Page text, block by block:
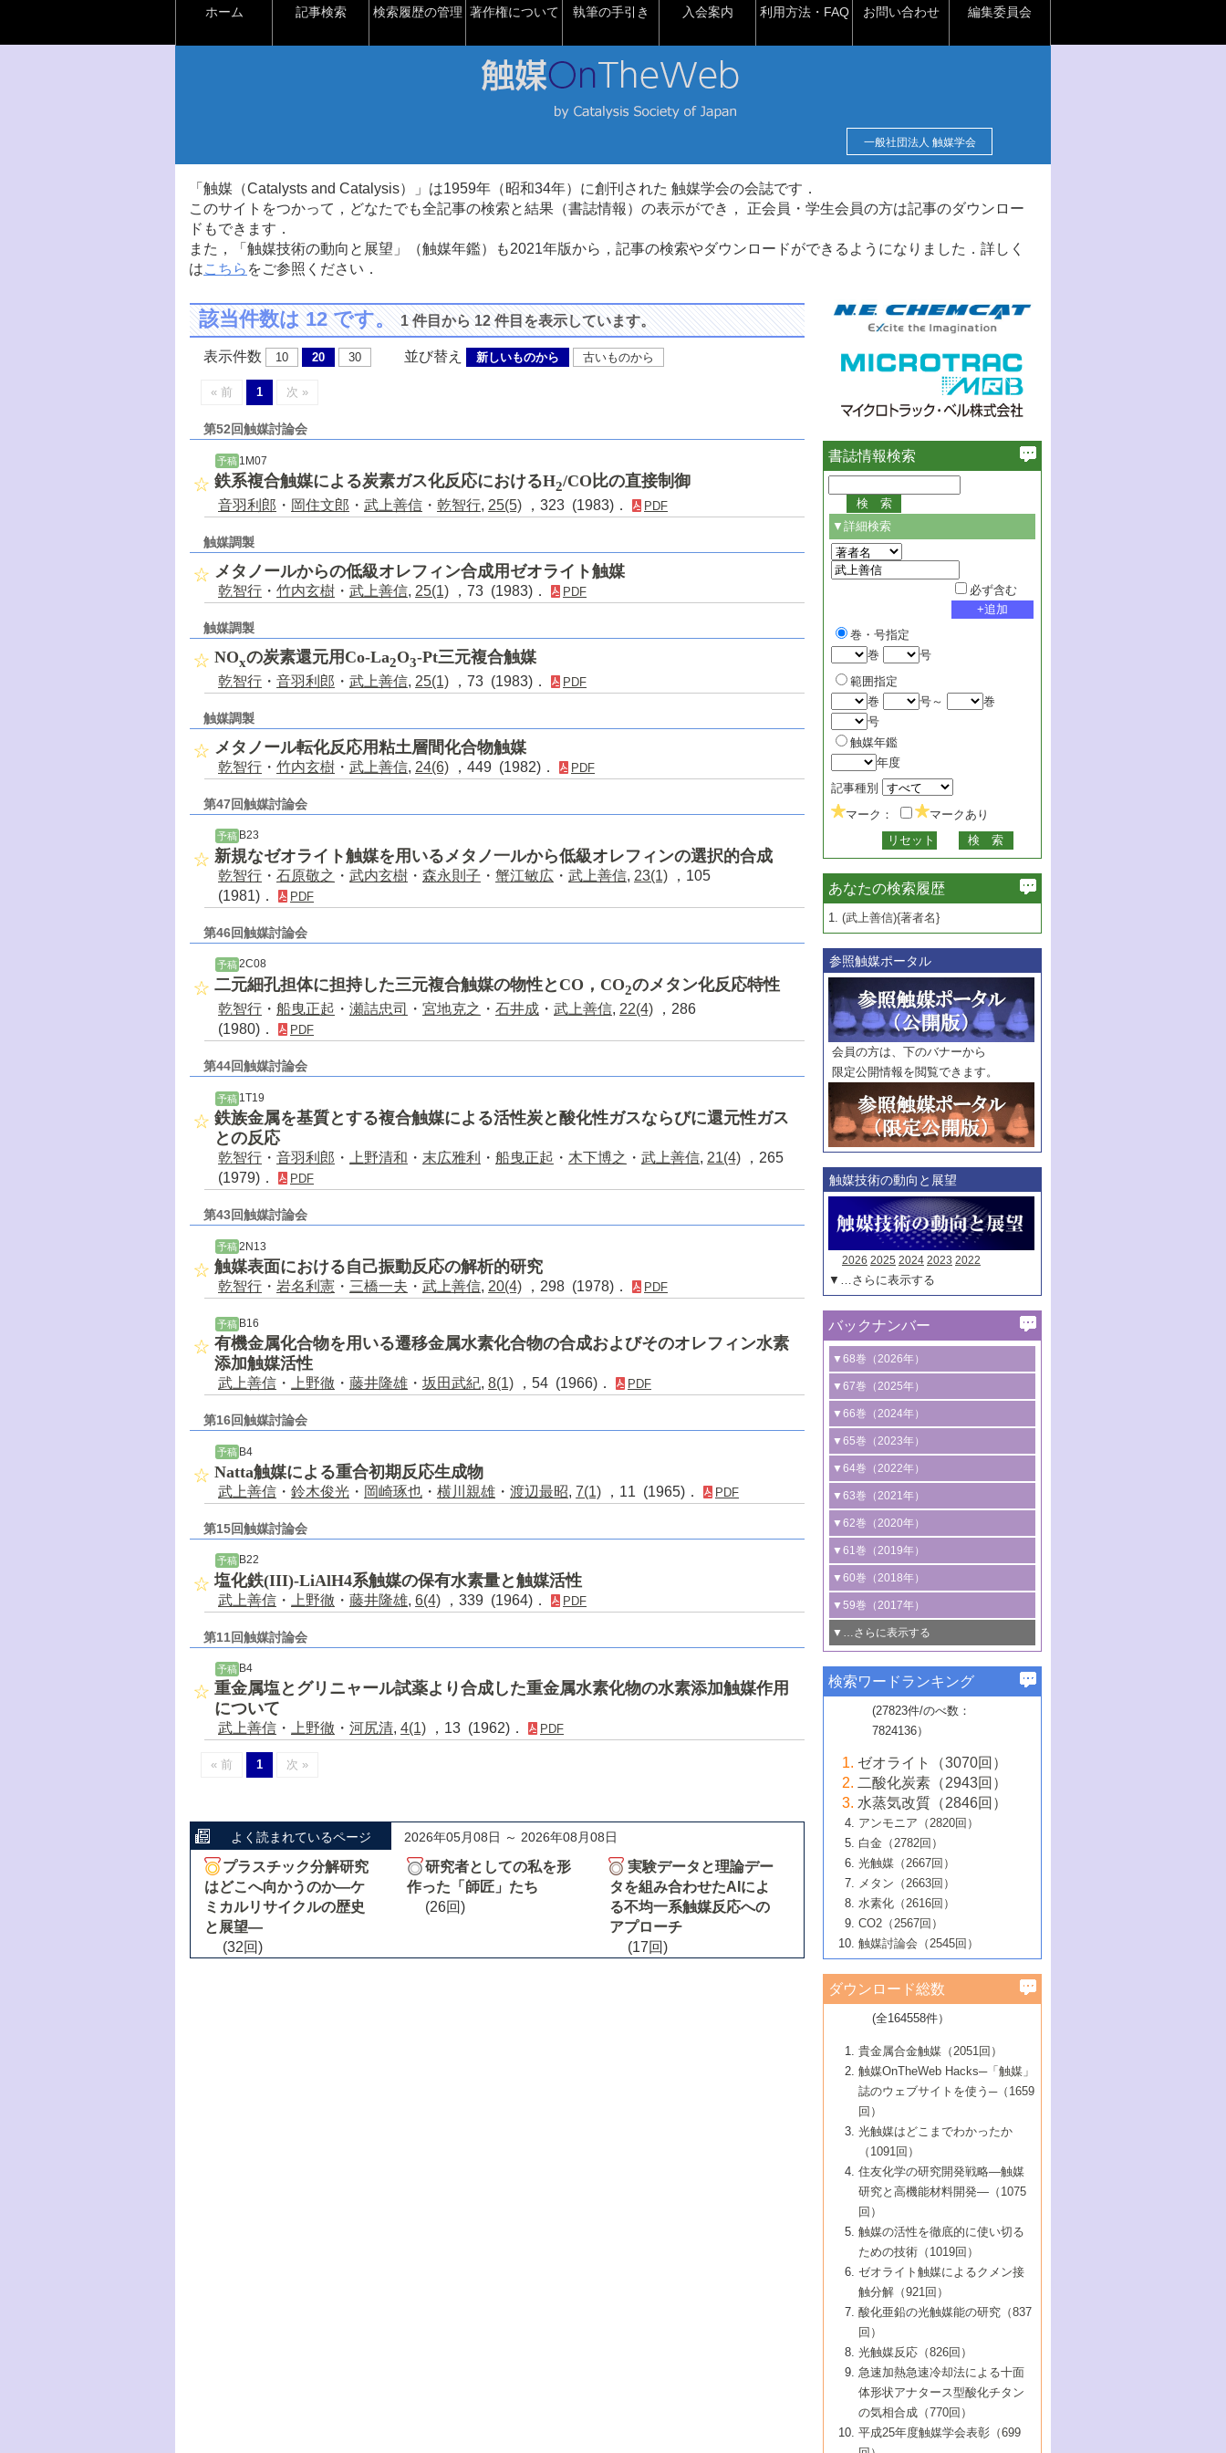
ホーム 記事検索 検索履歴の管理 著作権について 執筆の手引き 入会案内 利用方法・FAQ お問い合わせ 編集委員会
一般社団法人 触媒学会
「触媒（Catalysts and Catalysis）」は1959年（昭和34年）に創刊された 触媒学会の会誌です．
このサイトをつかって，どなたでも全記事の検索と結果（書誌情報）の表示ができ， 正会員・学生会員の方は記事のダウンロー
ドもできます．
また，「触媒技術の動向と展望」（触媒年鑑）も2021年版から，記事の検索やダウンロードができるようになりました．詳しく
はこちら をご参照ください．
該当件数は 12 です。1 件目から 12 件目を表示しています。
表示件数 10 20 30 並び替え 新しいものから 古いものから
« 前 1 次 »
第52回触媒討論会
予稿 1M07
鉄系複合触媒による炭素ガス化反応におけるH2/CO比の直接制御
音羽利郎 ・ 岡住文郎 ・ 武上善信 ・ 乾智行, 25(5) ，323 (1983)． PDF
触媒調製
メタノールからの低級オレフィン合成用ゼオライト触媒
乾智行 ・ 竹内玄樹 ・ 武上善信, 25(1) ，73 (1983)． PDF
触媒調製
NOxの炭素還元用Co-La2O3-Pt三元複合触媒
乾智行 ・ 音羽利郎 ・ 武上善信, 25(1) ，73 (1983)． PDF
触媒調製
メタノール転化反応用粘土層間化合物触媒
乾智行 ・ 竹内玄樹 ・ 武上善信, 24(6) ，449 (1982)． PDF
第47回触媒討論会
予稿 B23
新規なゼオライト触媒を用いるメタノ一ルから低級オレフィンの選択的合成
乾智行 ・ 石原敬之 ・ 武内玄樹 ・ 森永則子 ・ 蟹江敏広 ・ 武上善信, 23(1) ，105
(1981)．
PDF
第46回触媒討論会
予稿 2C08
二元細孔担体に担持した三元複合触媒の物性とCO，CO2のメタン化反応特性
乾智行 ・ 船曳正起 ・ 瀬詰忠司 ・ 宮地克之 ・ 石井成 ・ 武上善信, 22(4) ，286
(1980)．
PDF
第44回触媒討論会
予稿1T19
鉄族金属を基質とする複合触媒による活性炭と酸化性ガスならびに還元性ガス
との反応
乾智行 ・ 音羽利郎 ・ 上野清和 ・ 末広雅利 ・ 船曳正起 ・ 木下博之 ・ 武上善信, 21(4) ，265
(1979)．
PDF
第43回触媒討論会
予稿 2N13
触媒表面における自己振動反応の解析的研究
乾智行 ・ 岩名利憲 ・ 三橋一夫 ・ 武上善信, 20(4) ，298 (1978)． PDF
予稿B16
有機金属化合物を用いる遷移金属水素化合物の合成およびそのオレフィン水素
添加触媒活性
武上善信 ・ 上野徹 ・ 藤井隆雄 ・ 坂田武紀, 8(1) ，54 (1966)． PDF
第16回触媒討論会
予稿 B4
Natta触媒による重合初期反応生成物
武上善信 ・ 鈴木俊光 ・ 岡崎琢也 ・ 横川親雄 ・ 渡辺最昭, 7(1) ，11 (1965)． PDF
第15回触媒討論会
予稿 B22
塩化鉄(III)-LiAlH4系触媒の保有水素量と触媒活性
武上善信 ・ 上野徹 ・ 藤井隆雄, 6(4) ，339 (1964)． PDF
第11回触媒討論会
予稿 B4
重金属塩とグリニャール試薬より合成した重金属水素化物の水素添加触媒作用
について
武上善信 ・ 上野徹 ・ 河尻清, 4(1) ，13 (1962)． PDF
« 前 1 次 »
よく読まれているページ 2026年05月08日 ～ 2026年08月08日
プラスチック分解研究
はどこへ向かうのか―ケ
ミカルリサイクルの歴史
と展望―
(32回)
研究者としての私を形
作った「師匠」たち
(26回)
実験データと理論デー
タを組み合わせたAIによ
る不均一系触媒反応への
アプローチ
(17回)
書誌情報検索
▼詳細検索
必ず含む
巻・号指定
巻
号
範囲指定
巻
号～
巻
号
触媒年鑑
年度
記事種別
マーク：
マークあり
あなたの検索履歴
1. (武上善信){著者名}
参照触媒ポータル
会員の方は、下のバナーから
限定公開情報を閲覧できます。
触媒技術の動向と展望
2026 2025 2024 2023 2022
▼…さらに表示する
バックナンバー
▼68巻（2026年）
1号 過酸化水素合成に関する研究動向
2号 コンピューター技術により加速する
触媒開発
3号 有機分子変換やCO 資源化のための
光触媒に関する最近の研究
B号 第137回触媒討論会（2026年）
▼67巻（2025年）
1号 CO
水素化によるグリーン燃料/グリ
ーンケミカル製造
2号 水素製造のための水分解技術に関す
る最近の研究
3号 オレフィン系樹脂の精密合成に関す
る最新技術
4号 アルコール類の効率的変換を実現す
る非貴金属触媒の研究動向
5号 ゼオライトの合成と応用における研
究動向
6号 ヘテロ接合界面
B号 第135回触媒討論会（2025年）
▼66巻（2024年）
1号 低次元ナノ構造を有する触媒材料
2号 規制反応場を活用した固体触媒研究
の新展開
3号 未踏分子変換を目指した酸化触媒プ
ロセスの最前線
4号 シンクロトロン放射光および中性子
線を利用した触媒解析技術の最先端
5号 単原子触媒
6号 参照触媒委員会からのお知らせ
B号 第133回触媒討論会（2023年）
▼65巻（2023年）
1号 炭素が関わる触媒機能
2号 プラスチックケミカルリサイクルの
ための触媒技術
3号 非酸化物系金属化合物を基盤とした
触媒材料の開発
4号 格子酸素・格子酸素欠陥を利用した
触媒反応
5号 生体触媒によるエネルギー変換反応
6号 窒素とリンの循環のための触媒・機
能性材料
▼64巻（2022年）
1号 合成ガス製造とCOを用いるケミカル
ズ合成の最新動向
2号 化学品合成のための合金触媒開発
3号 CO の排出削減および有効活用のた
めの触媒技術
4号 若手による情報発信企画～とびたて
若き触媒の研究者たち～（1）
若き触媒の研究者たち～（2）
6号 石油のノーブル・ユースを志向した
触媒技術
大学：オンライン・対面開催）
▼63巻（2021年）
1号 金触媒の新展開
2号 ペロブスカイト
3号 特殊反応場を利用した触媒的分子変
換反応
4号 多孔質材料を用いた触媒の新展開
5号 情報学的手法を用いた触媒開発
6号 カーボンニュートラルに向けた電解
技術
B号 第127回触媒討論会（2021年・オン
ライン開催(Zoom)のみ）
▼62巻（2020年）
1号 触媒設計を拓く欠陥構造のキャラク
タリゼーション
2号 機能化学品製造に資するクリーンな
触媒的酸化反応
3号 水処理のための触媒化学
4号 光触媒を用いた水分解の最新の研究
動向
5号 次世代の触媒プロセスを支えるマイ
6号 メタン転換技術の最新動向
B号 第125回触媒討論会（2020年・工学
院大学）
▼61巻（2019年）
1号 物質移動制御に着目した触媒プロセ
ス開発
2号 CO2 フリー水素サプライチェーンに
関わる触媒開発動向
3号 精密高分子合成に関する最近の研究
動向
4号 バイオマス化成品製造のための触媒
5号 固体触媒による含窒素有機化合物変
換の最前線
6号 貴金属使用量低減に向けた自動車排
ガス浄化触媒の開発
B号 第123回触媒討論会（2019年・大阪
▼60巻（2018年）
1号 固体酸触媒の最新の研究動向
2号 二酸化炭素からの有用化学品合成
3号 ナノ粒子・クラスター触媒の最前線
4号 60周年記念企画
5号 進化するゼオライト合成技術
6号 非貴金属系触媒における電気化学的
B号 第121回触媒討論会（2018年・東京
大学）
▼59巻（2017年）
1号 いたるところに，触媒
最先端技術
3号 無機分離膜材料の開発と触媒反応プ
ロセスへの適用
5号 水素のふるまいを解き明かす最先端
研究
6号 低級アルカンの有効利用のための触
媒技術
B号 第119回触媒討論会（2017年・首都
大学東京）
▼…さらに表示する
1号 ユニークな構造の高分子を生み出す触
2号 リグニンからの化成品製造に向けた触
媒技術
3号 触媒研究の最先端～とびたて若き研究
者たち～（1）
4号 触媒研究の最先端～とびたて若き研究
者たち～（2）
5号 触媒研究の最先端～とびたて若き研究
者たち～（3）
6号 イオニクス材料と燃料電池・電解合成
の最新の研究動向
B号 第117回触媒討論会（2016年・大阪府
立大学）
▼57巻（2015年）
1号 水素キャリアにかかわる触媒技術の新
2号 石油精製用触媒の最近の進展
3号 固体酸化物形燃料電池（SOFC）におけ
るアノード触媒上での燃料直接改質技術
4号 コアシェル構造の制御による触媒機能
5号 工業触媒およびその周辺技術の最近の
進歩
6号 ナノシート
B号 第115回触媒討論会（2015年・成蹊大
▼56巻（2014年）
2号 光触媒反応機構に関する最新の研究動
向
開発動向
4号 人工光合成に向けた近年のアプローチ
5号 未利用熱エネルギーの有効活用に貢献
する触媒技術
6号 ポリオキソメタレート
B号 第113回触媒討論会（2014年・ロワジ
ールホテル豊橋）
1号 高耐久性燃料電池システム用触媒にお
ける新展開
2号 リビングラジカル重合の最近の動向
3号 天然ガスの化学工業的展開に関する触
媒技術
4号 貴金属触媒の精密構造制御とその活用
5号 バイオマス化成品製造のための固体触
6号 ナノ空間─吸着状態解析から新機能開拓
B号 第111回触媒討論会（2013年・関西大
▼54巻（2012年）
1号 規則性多孔体の利用技術における最近
の進歩
2号 第109回触媒討論会
3号 貴金属低減技術の最新動向
4号 貴金属代替技術の最新動向
5号 光触媒による物質変換反応の新展開
6号 グラフェン
7号 水素を利用する化成品合成の新潮流
▼53巻（2011年）
1号 金属学から見る合金触媒の新展開
2号 第107回触媒討論会
3号 触媒のその場観察法の進歩（１）
4号 触媒のその場観察法の進歩（２）
5号 不活性結合の触媒的活性化による有機
合成
6号 新しい固体酸触媒技術
7号 ゼオライト合成における最近の進歩
▼52巻（2010年）
1号 触媒の劣化対策と長寿命触媒開発
2号 第105回触媒討論会
3号 ナノ構造が拓く新機能
4号 活性サイトおよびその環境の精密な設
計による触媒の高機能化
5号 触媒を有効に使うための技術
7号 有機分子触媒による精密有機合成
8号 高機能化ポリオレフィンに向けた重合
触媒の最近の進展
1号 炭素材料－熱い注目を集める材料－
2号 第103回触媒討論会
3号 環境浄化用光触媒の現状と課題
4号 水素社会の実現に向けた水素製造・貯
蔵技術の進歩
5号 CO2が関わる触媒・材料
7号 持続可能社会実現のための触媒および
触媒関連技術
▼50巻（2008年）
1号 触媒化学と学会のこの10年，半世紀，
そして未来
2号 第101回触媒討論会
4号 錯体を利用したユニークな表面構造の
構築と機能
5号 若手会員による触媒研究の未来展望1：
企業編
6号 第102回触媒討論会
7号 触媒・化学反応における計算化学の進
8号 若手研究者による触媒研究の未来展望
2：大学・研究所編
▼49巻（2007年）
1号 含フッ素化合物の合成と触媒
2号 第99回触媒討論会
3号 実用的ファインケミカル合成プロセス
を実現する触媒
5号 こんな物質，あんな物質―新たな触媒
の可能性―
7号 『結晶の化学』を活かした触媒研究
8号 イオン液体の応用
▼48巻（2006年）
1号 固体酸触媒の最近の進歩
2号 第97回触媒討論会
3号 リビング重合触媒の最近の展開
5号 水素製造・貯蔵のための触媒技術の新
しい展開
6号 第98回触媒討論会
7号 基礎化学品製造の触媒技術
8号 多機能型リアクター
1号 最近の触媒担体とその効果
2号 第95回触媒討論会
4号 水分解用光触媒材料
5号 時間分解分光の進歩と応用
6号 第96回触媒討論会
8号 超臨界流体を用いた化学プロセスの新
▼46巻（2004年）
1号 部分酸化反応触媒の最前線
2号 第93回触媒討論会
3号 特殊エネルギー場の触媒反応
4号 生体内における金属の触媒作用
5号 ファインケミカルズの展開に寄与する
6号 第94回触媒討論会
7号 サブナノレベルでみた新しい表面現象
8号 オレフィン重合触媒の新たな展
▼45巻（2003年）
1号 なぜこの触媒が良いのか？
2号 第91回触媒討論会
3号 最近の自動車排ガス処理技術
4号 触媒研究の現状と将来─第90回触媒討論
5号 基礎化学品製造の触媒技術
6号 第92回触媒討論会
7号 基礎化学品製造の触媒技術
8号 資源の循環と触媒技術
▼44巻（2002年）
1号 高次制御された触媒の化学
2号 第89回触媒討論会
3号 触媒を利用した電気化学の新展開
4号 ナノ材料の調製と機能化
5号 こんな触媒が欲しい
6号 第90回触媒討論会
7号 触媒研究と学術雑誌/情報
8号 若い世代からみた触媒化学の現状と未
▼43巻（2001年）
1号 グリーンケミストリーと触媒
2号 第87回触媒討論会特集号
3号 生体触媒とバイオプロセス
4号 水素製造・利用の触媒化学
5号 触媒研究における新しい切り口：コン
ビナトリアルケミストリー
6号 第88回触媒討論会特集号
7号 企業における触媒研究のブレークスル
8号 この材料を触媒として使ってみません
▼42巻（2000年）
1号 触媒反応工学の明日を拓く
2号 第85回触媒討論会
3号 反応ダイナミクス
5号 触媒のおもしろさをどのように伝える
6号 第86回触媒討論会
7号 水素化精製触媒の新しい展開
8号 新しい反応性と機能性を目指した金属
クラスタ-化学
▼41巻（1999年）
1号 孔、穴、あな?-特異な空間とその利用-
2号 第83回触媒討論会
3号 均一系触媒反応最前線
4号 実用炭素材料の新展開
5号 研究の方法論を考える
7号 機能性金属材料と触媒
8号 触媒研究へのNMRの応用と展望
▼40巻（1998年）
進展と21世紀への提言/創立40周年記念・触
媒学会この10年の歩みとこれから/創立40周
2号 第81回触媒討論会
3号 計算機触媒化学へのさそい
4号 触媒劣化の制御と予測
5号 最新の実用プロセスと触媒
6号 第82回触媒討論会
7号 ナノ構造体の化学
8号 あの反応は今
1号 均一系と不均一系触媒反応-その特徴と
接点
2号 第79回触媒討論会
3号 最新NO除去触媒の実用化研究
4号 新しい反応場を目指した触媒調製
5号 反応・分離技術の新しい展開
6号 第80回触媒討論会
8号 AFMでみる世界
▼38巻（1996年）
1号 触媒の構造と触媒作用/C1化学を中心と
する21世紀への触媒
3号 オリンピックメダル:金・銀・銅はどん
な触媒作用を示すか
4号 触媒作用における機能の複合化
5号 未来を拓け！若手研究者
6号 第78回触媒討論会
7号 ダイナミックな領域への触媒研究の展
開/C1化学を中心とする21世紀への触媒
▼37巻（1995年）
1号 ファインケミカルズと固体触媒
2号 第75回触媒討論会
3号 希土類を利用した触媒
4号 触媒とリサイクル
5号 エネルギー変換触媒
6号 第76回触媒討論会
7号 表面吸着相の新しい展開
8号 マイクロポーラス・クリスタル触媒の
▼36巻（1994年）
1号 電気化学と触媒
2号 第73回触媒討論会
3号 C4化学の展開
4号 《通常号》
5号 《通常号》
6号 第74回触媒討論会
▼35巻（1993年）
1号 工業触媒開発マニュアル―探索から工
業化まで
2号 第71回触媒討論会
3号 研究開発のうらおもて―着想と展開
4号 触媒劣化と寿命の予測
5号 環境に優しい触媒
▼34巻（1992年）
1号 インパクトを与えたこの研究
2号 第69回触媒討論会
3号 ケミカルズ合成触媒―新しい展開と応
▼33巻（1991年）
1号 触媒プロセス開発マニュアル―探索か
ら工業化まで，知っておきたいこと PartII
2号 第67回触媒討論会
▼32巻（1990年）
1号 21世紀に向けて触媒研究の飛躍をめざ
す―触媒化学の裾野を広げよう
2号 第65回触媒討論会
▼31巻（1989年）
1号 情報科学と反応設計・材料設計
▼30巻（1988年）
検索ワードランキング
(27823件/のべ数：
7824136）
ゼオライト（3070回）
二酸化炭素（2943回）
水蒸気改質（2846回）
アンモニア（2820回）
白金（2782回）
光触媒（2667回）
メタン（2663回）
水素化（2616回）
CO2（2567回）
触媒討論会（2545回）
ダウンロード総数
(全164558件）
貴金属合金触媒（2051回）
触媒OnTheWeb Hacks─「触媒」
誌のウェブサイトを使う─（1659
回）
光触媒はどこまでわかったか
（1091回）
住友化学の研究開発戦略―触媒
研究と高機能材料開発―（1075
回）
触媒の活性を徹底的に使い切る
ための技術（1019回）
ゼオライト触媒によるクメン接
触分解（921回）
酸化亜鉛の光触媒能の研究（837
回）
光触媒反応（826回）
急速加熱急速冷却法による十面
体形状アナタース型酸化チタン
の気相合成（770回）
平成25年度触媒学会表彰（699